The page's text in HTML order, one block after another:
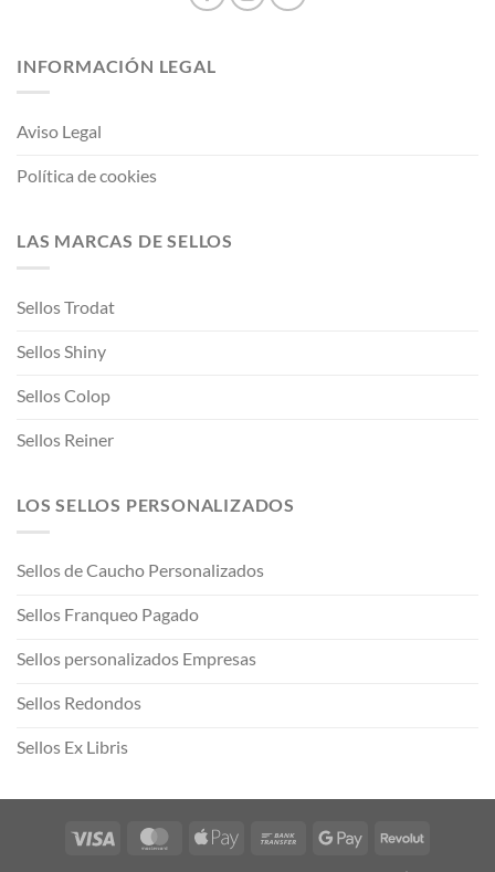
INFORMACIÓN LEGAL
Aviso Legal
Política de cookies
LAS MARCAS DE SELLOS
Sellos Trodat
Sellos Shiny
Sellos Colop
Sellos Reiner
LOS SELLOS PERSONALIZADOS
Sellos de Caucho Personalizados
Sellos Franqueo Pagado
Sellos personalizados Empresas
Sellos Redondos
Sellos Ex Libris